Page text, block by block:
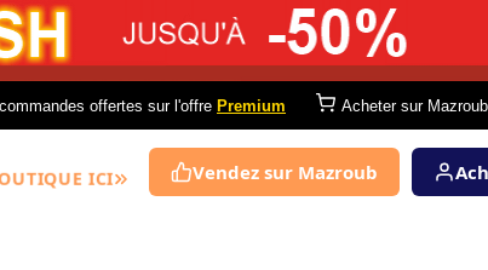
offertes sur l'offre Premium Acheter sur Mazroub
ICI Vendez sur Mazroub